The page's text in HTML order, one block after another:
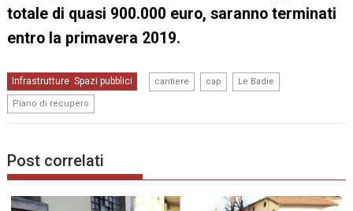
totale di quasi 900.000 euro, saranno terminati
entro la primavera 2019.
Infrastrutture,Spazi pubblici cantiere cap Le Badie
Piano di recupero
Post correlati